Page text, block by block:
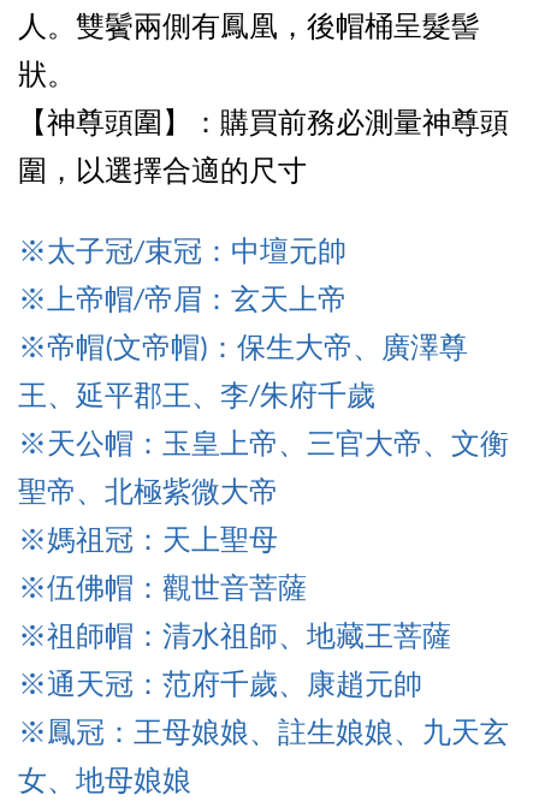
人。雙鬢兩側有鳳凰，後帽桶呈髮髻
狀。
【神尊頭圍】：購買前務必測量神尊頭
圍，以選擇合適的尺寸
※太子冠/束冠：中壇元帥
※上帝帽/帝眉：玄天上帝
※帝帽(文帝帽)：保生大帝、廣澤尊
王、延平郡王、李/朱府千歲
※天公帽：玉皇上帝、三官大帝、文衡
聖帝、北極紫微大帝
※媽祖冠：天上聖母
※伍佛帽 ：觀世音菩薩
※祖師帽 ：清水祖師、 地藏王菩薩
※通天冠 ：范府千歲、康趙元帥
※鳳冠：王母娘娘、註生娘娘、九天玄
女、地母娘娘